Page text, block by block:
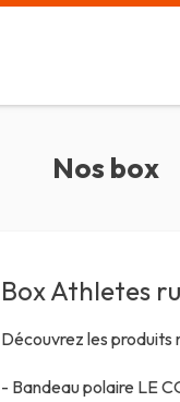
Nos box
Box Athletes
Découvrez les produits
- Bandeau polaire LE